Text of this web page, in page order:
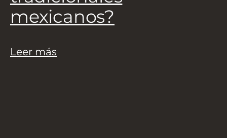
mexicanos?
Leer más